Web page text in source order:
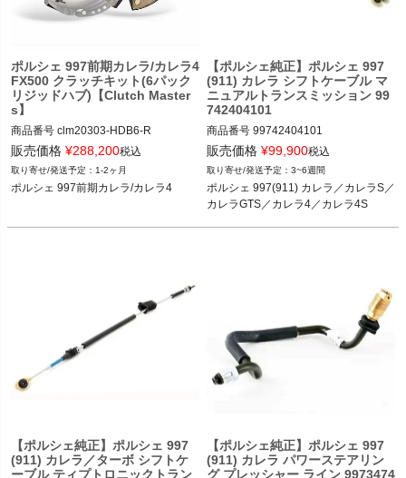
ポルシェ 997前期カレラ/カレラ4
FX500 クラッチキット(6パック
リジッドハブ)【Clutch Master
s】
商品番号 clm20303-HDB6-R
ポルシェ 997前期カレラ/カレラ4 05-0
8
販売価格 ¥288,200税込
1-2ヶ月
ポルシェ 997前期カレラ/カレラ4
【ポルシェ純正】ポルシェ 997
(911) カレラ シフトケーブル マ
ニュアルトランスミッション 99
742404101
商品番号 99742404101
ポルシェ 997(911) カレラ／カレラS／
カレラGTS／カレラ4／カレラ4S 04-0
8
販売価格 ¥99,900税込
3~6週間
ポルシェ 997(911) カレラ／カレラS／
カレラGTS／カレラ4／カレラ4S
【ポルシェ純正】ポルシェ 997
(911) カレラ／ターボ シフトケ
ーブル ティプトロニックトラン
【ポルシェ純正】ポルシェ 997
(911) カレラ パワーステアリン
グ プレッシャー ライン 9973474